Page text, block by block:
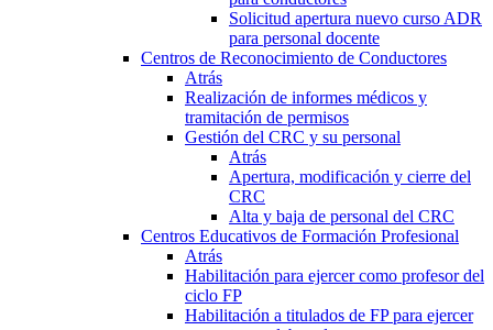
Solicitud apertura nuevo curso ADR
para personal docente
Centros de Reconocimiento de Conductores
Atrás
Realización de informes médicos y
tramitación de permisos
Gestión del CRC y su personal
Atrás
Apertura, modificación y cierre del
CRC
Alta y baja de personal del CRC
Centros Educativos de Formación Profesional
Atrás
Habilitación para ejercer como profesor del
ciclo FP
Habilitación a titulados de FP para ejercer